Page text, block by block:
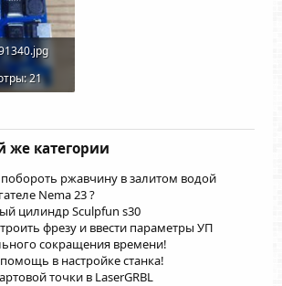
21
же категории
ржавчину в залитом водой
Nema 23 ?
цилиндр Sculpfun s30
фрезу и ввести параметры УП
сокращения времени!
в настройке станка!
точки в LaserGRBL